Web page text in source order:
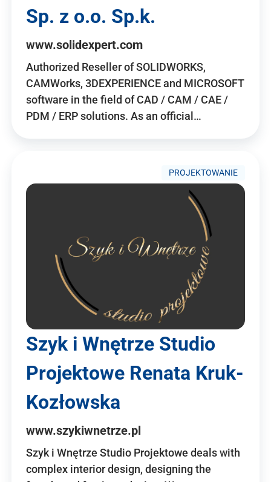
Sp. z o.o. Sp.k.
www.solidexpert.com
Authorized Reseller of SOLIDWORKS,
CAMWorks, 3DEXPERIENCE and MICROSOFT
software in the field of CAD / CAM / CAE /
PDM / ERP solutions. As an official…
PROJEKTOWANIE
Szyk i Wnętrze Studio
Projektowe Renata Kruk-
Kozłowska
www.szykiwnetrze.pl
Szyk i Wnętrze Studio Projektowe deals with
complex interior design, designing the